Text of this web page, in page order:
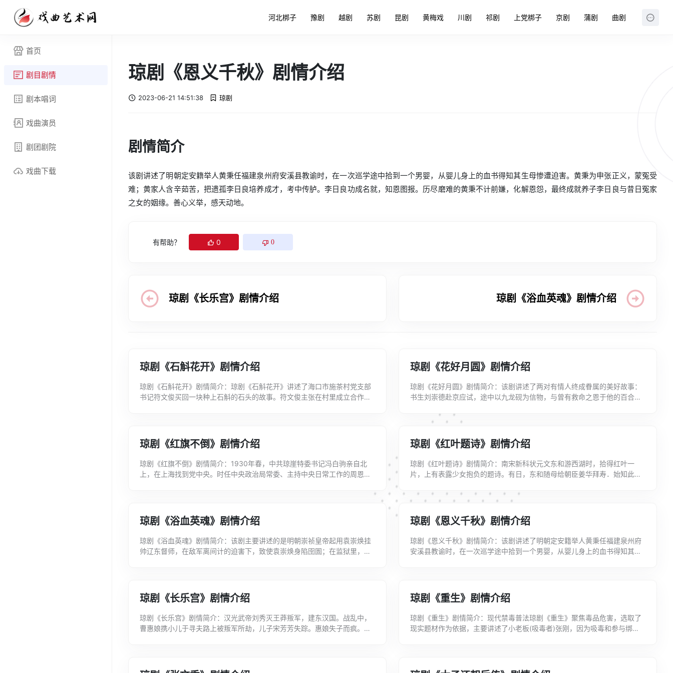
河北梆子 豫剧 越剧 苏剧 昆剧 黄梅戏 川剧 祁剧 上党梆子 京剧 蒲剧 曲剧
首页
剧目剧情
剧本唱词
戏曲演员
剧团剧院
戏曲下载
琼剧《恩义千秋》剧情介绍
2023-06-21 14:51:38 琼剧
剧情简介
该剧讲述了明朝定安籍举人黄秉任福建泉州府安溪县教谕时，在一次巡学途中拾到一个男婴，从婴儿身上的血书得知其生母惨遭迫害。黄秉为申张正义，蒙冤受
难；黄家人含辛茹苦，把遗孤李日良培养成才，考中传胪。李日良功成名就，知恩图报。历尽磨难的黄秉不计前嫌，化解恩怨，最终成就养子李日良与昔日冤家
之女的姻缘。善心义举，感天动地。
有帮助？ 0 0
琼剧《长乐宫》剧情介绍 琼剧《浴血英魂》剧情介绍
琼剧《石斛花开》剧情介绍
琼剧《石斛花开》剧情简介：琼剧《石斛花开》讲述了海口市施茶村党支部
书记符文俊买回一块种上石斛的石头的故事。符文俊主张在村里成立合作社
琼剧《花好月圆》剧情介绍
琼剧《花好月圆》剧情简介：该剧讲述了两对有情人终成眷属的美好故事：
书生刘崇德赴京应试，途中以九龙砚为信物，与曾有救命之恩于他的百合姑
琼剧《红旗不倒》剧情介绍
琼剧《红旗不倒》剧情简介：1930年春，中共琼崖特委书记冯白驹亲自北
上，在上海找到党中央。时任中央政治局常委、主持中央日常工作的周恩来
琼剧《红叶题诗》剧情介绍
琼剧《红叶题诗》剧情简介：南宋新科状元文东和游西湖时，拾得红叶一
片，上有表露少女抱负的题诗。有日，东和随母给朝臣姜华拜寿．始知此诗
琼剧《浴血英魂》剧情介绍
琼剧《浴血英魂》剧情简介：该剧主要讲述的是明朝崇祯皇帝起用袁崇焕挂
帅辽东督师，在敌军离间计的迫害下，致使袁崇焕身陷囹圄；在监狱里，他
琼剧《恩义千秋》剧情介绍
琼剧《恩义千秋》剧情简介：该剧讲述了明朝定安籍举人黄秉任福建泉州府
安溪县教谕时，在一次巡学途中拾到一个男婴，从婴儿身上的血书得知其生
琼剧《长乐宫》剧情介绍
琼剧《长乐宫》剧情简介：汉光武帝刘秀灭王莽叛军，建东汉国。战乱中，
曹惠娘携小儿于寻夫路上被叛军所劫，儿子宋芳芳失踪。惠娘失子而疯。宋
琼剧《重生》剧情介绍
琼剧《重生》剧情简介：现代禁毒普法琼剧《重生》聚焦毒品危害，选取了
现实题材作为依据，主要讲述了小老板(吸毒者)张刚，因为吸毒和参与绑